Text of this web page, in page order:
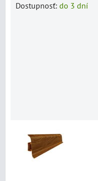
Dostupnosť: do 3 dní